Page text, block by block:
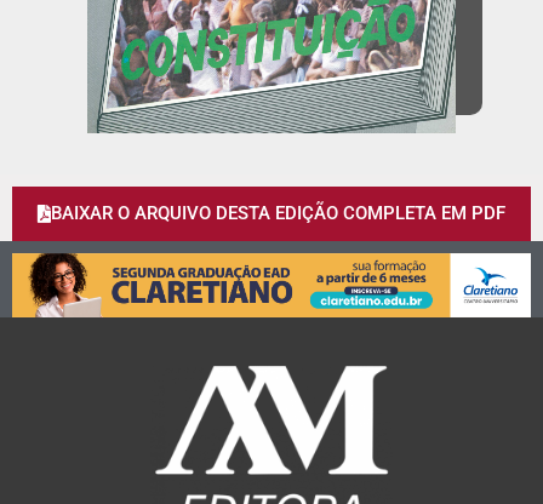
BAIXAR O ARQUIVO DESTA EDIÇÃO COMPLETA EM PDF